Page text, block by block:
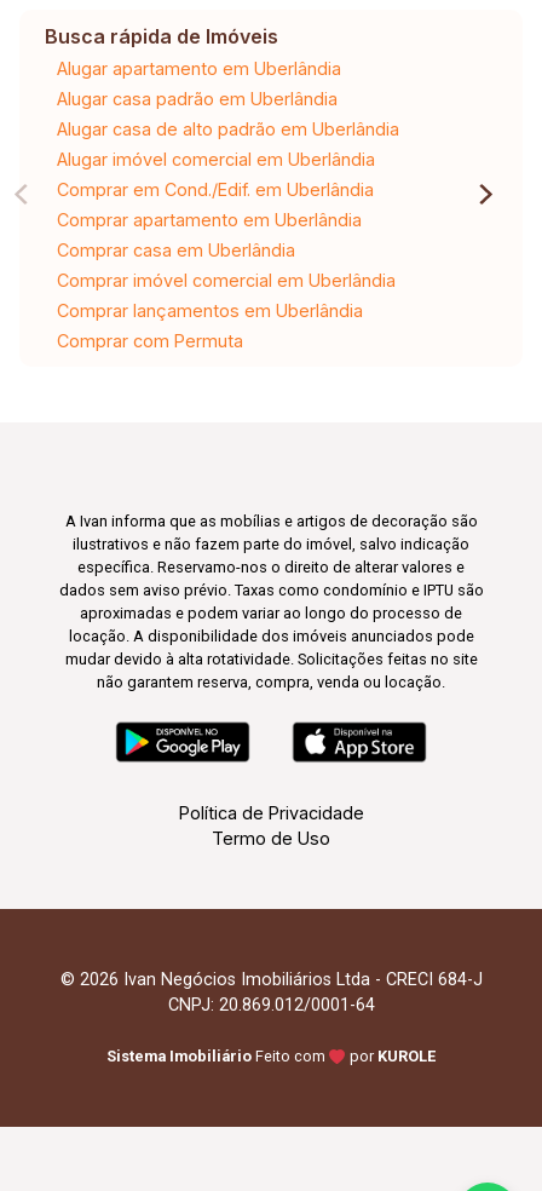
Busca rápida de Imóveis
Alugar apartamento em Uberlândia
Alugar casa padrão em Uberlândia
Alugar casa de alto padrão em Uberlândia
Alugar imóvel comercial em Uberlândia
Comprar em Cond./Edif. em Uberlândia
Comprar apartamento em Uberlândia
Comprar casa em Uberlândia
Comprar imóvel comercial em Uberlândia
Comprar lançamentos em Uberlândia
Comprar com Permuta
A Ivan informa que as mobílias e artigos de decoração são
ilustrativos e não fazem parte do imóvel, salvo indicação
específica. Reservamo-nos o direito de alterar valores e
dados sem aviso prévio. Taxas como condomínio e IPTU são
aproximadas e podem variar ao longo do processo de
locação. A disponibilidade dos imóveis anunciados pode
mudar devido à alta rotatividade. Solicitações feitas no site
não garantem reserva, compra, venda ou locação.
Política de Privacidade
Termo de Uso
© 2026 Ivan Negócios Imobiliários Ltda - CRECI 684-J
CNPJ: 20.869.012/0001-64
Sistema Imobiliário Feito com por KUROLE